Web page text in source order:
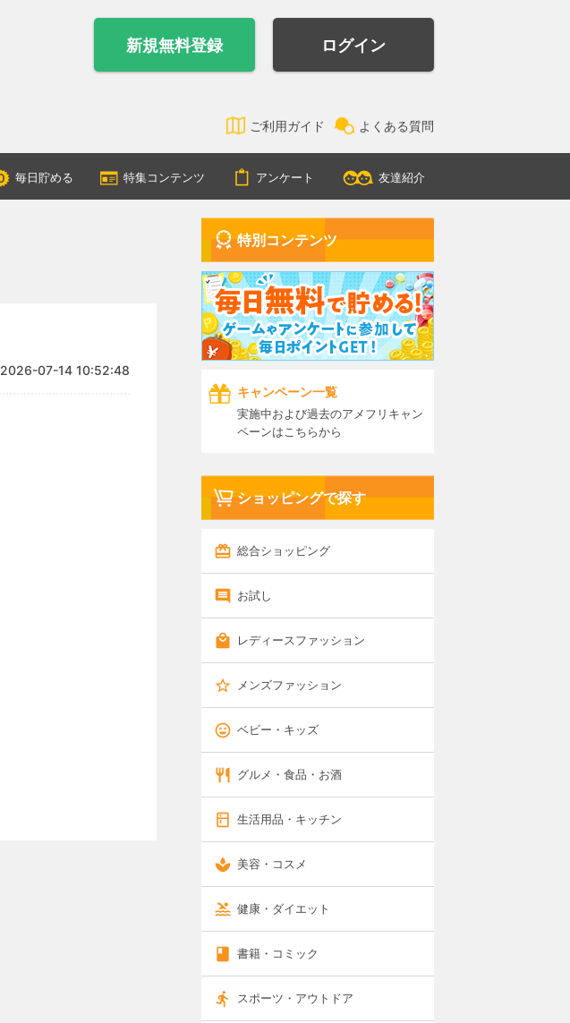
新規無料登録 ログイン
ご利用ガイド よくある質問
毎日貯める 特集コンテンツ アンケート 友達紹介
2026-07-14 10:52:48
特別コンテンツ
キャンペーン一覧
実施中および過去のアメフリキャン
ペーンはこちらから
ショッピングで探す
総合ショッピング
お試し
レディースファッション
メンズファッション
ベビー・キッズ
グルメ・食品・お酒
生活用品・キッチン
美容・コスメ
健康・ダイエット
書籍・コミック
スポーツ・アウトドア